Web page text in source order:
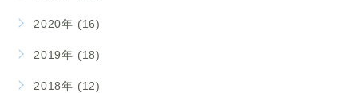
2020年 (16)
2019年 (18)
2018年 (12)